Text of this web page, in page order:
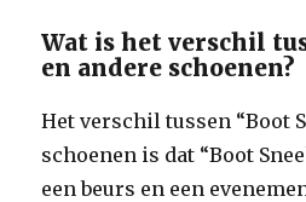
Wat is het verschil
en andere schoenen?
Het verschil tussen “Boot
schoenen is dat “Boot
een beurs en een